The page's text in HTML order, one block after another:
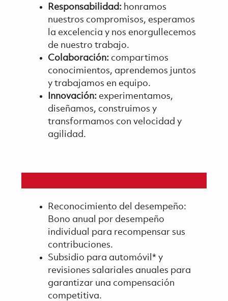
Responsabilidad: honramos
nuestros compromisos, esperamos
la excelencia y nos enorgullecemos
de nuestro trabajo.
Colaboración: compartimos
conocimientos, aprendemos juntos
y trabajamos en equipo.
Innovación: experimentamos,
diseñamos, construimos y
transformamos con velocidad y
agilidad.
Reconocimiento del desempeño:
Bono anual por desempeño
individual para recompensar sus
contribuciones.
Subsidio para automóvil* y
revisiones salariales anuales para
garantizar una compensación
competitiva.